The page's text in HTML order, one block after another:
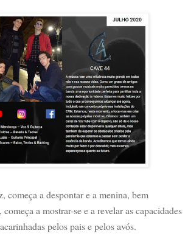
começa a despontar e a menina, bem
a mostrar-se e a revelar as capacidades
pelos pais e pelos avós.